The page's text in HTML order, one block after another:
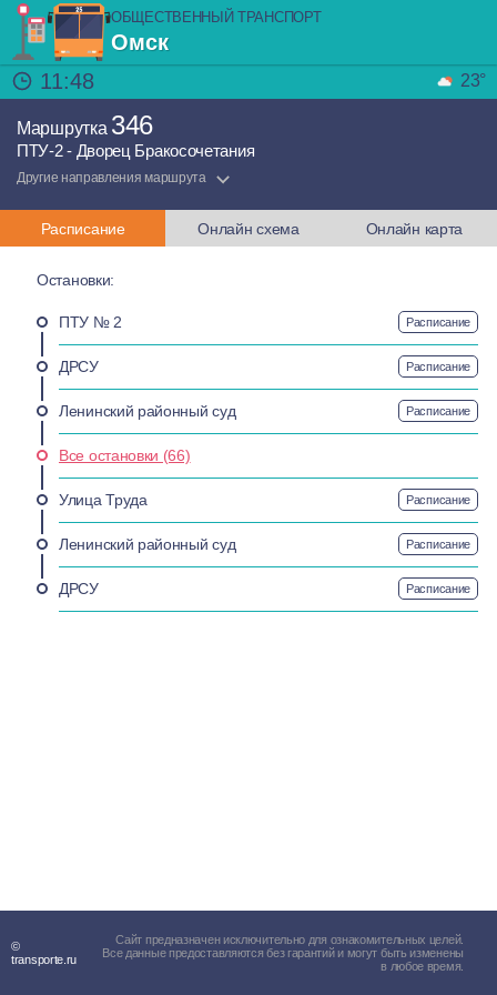
ОБЩЕСТВЕННЫЙ ТРАНСПОРТ
Омск
11:48
23°
Маршрутка 346
ПТУ-2 - Дворец Бракосочетания
Другие направления маршрута
Расписание Онлайн схема Онлайн карта
Остановки:
ПТУ № 2 Расписание
ДРСУ Расписание
Ленинский районный суд Расписание
Все остановки (66)
Улица Труда Расписание
Ленинский районный суд Расписание
ДРСУ Расписание
©
transporte.ru
Сайт предназначен исключительно для ознакомительных целей.
Все данные предоставляются без гарантий и могут быть изменены
в любое время.